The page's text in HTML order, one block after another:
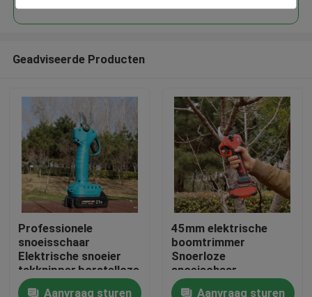
Thuis
Producten
Video's
Geadviseerde Producten
Professionele
snoeisschaar
Elektrische snoeier
takknipper,borstelloze
25V draadloze
Aanvraag sturen
45mm elektrische
boomtrimmer
Snoerloze
snoeischaar
Borstelloze motor
Aanvraag sturen